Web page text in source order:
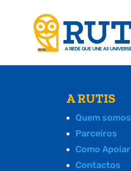
A RUTIS
Quem somos
Parceiros
Como Apoiar
Contactos